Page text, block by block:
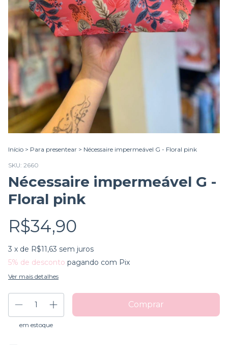
Início > Para presentear > Nécessaire impermeável G - Floral pink
SKU: 2660
Nécessaire impermeável G -
Floral pink
R$34,90
3 x de R$11,63 sem juros
5% de desconto pagando com Pix
Ver mais detalhes
em estoque